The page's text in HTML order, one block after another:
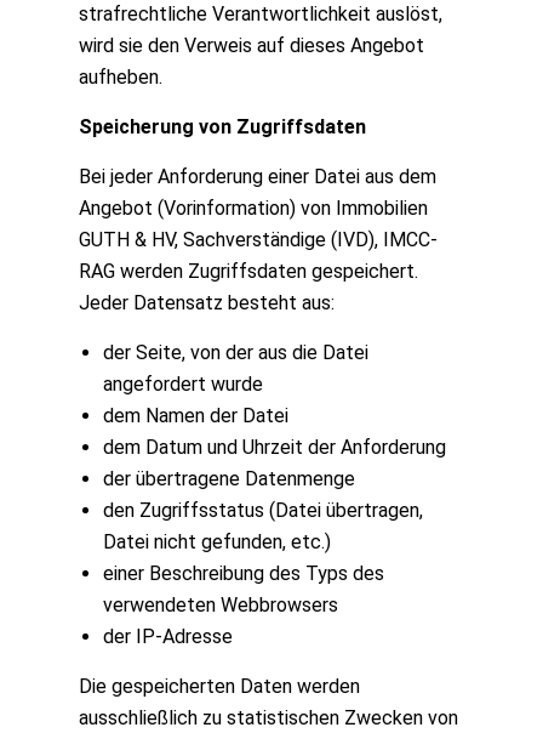
strafrechtliche Verantwortlichkeit auslöst,
wird sie den Verweis auf dieses Angebot
aufheben.
Speicherung von Zugriffsdaten
Bei jeder Anforderung einer Datei aus dem
Angebot (Vorinformation) von Immobilien
GUTH & HV, Sachverständige (IVD), IMCC-
RAG werden Zugriffsdaten gespeichert.
Jeder Datensatz besteht aus:
der Seite, von der aus die Datei
angefordert wurde
dem Namen der Datei
dem Datum und Uhrzeit der Anforderung
der übertragene Datenmenge
den Zugriffsstatus (Datei übertragen,
Datei nicht gefunden, etc.)
einer Beschreibung des Typs des
verwendeten Webbrowsers
der IP-Adresse
Die gespeicherten Daten werden
ausschließlich zu statistischen Zwecken von